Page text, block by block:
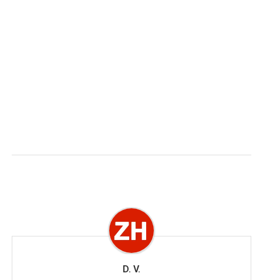
D. V.